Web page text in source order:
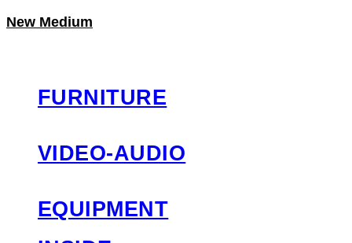
New Medium
FURNITURE
VIDEO-AUDIO
EQUIPMENT